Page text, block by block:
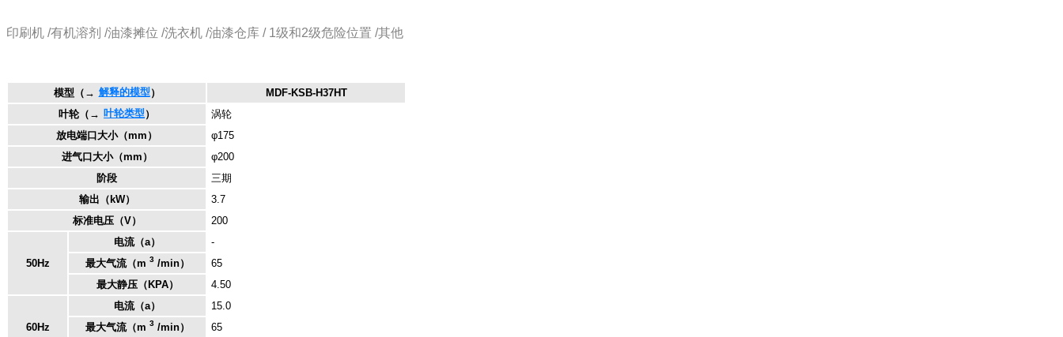
印刷机 /有机溶剂 /油漆摊位 /洗衣机 /油漆仓库 / 1级和2级危险位置 /其他
模型 （→ 解释的模型 ）
MDF-KSB-H37HT
叶轮 （→ 叶轮类型 ）
涡轮
放电端口大小（mm）
φ175
进气口大小（mm）
φ200
阶段
三期
输出（kW）
3.7
标准电压（V）
200
50Hz
电流（a）
-
最大气流（m 3/min）
65
最大静压（KPA）
4.50
60Hz
电流（a）
15.0
最大气流（m 3/min）
65